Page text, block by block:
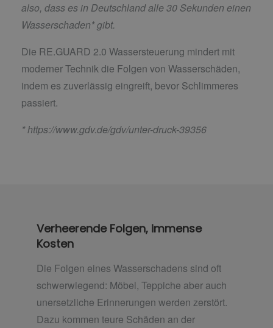
also, dass es in Deutschland alle 30 Sekunden einen
Wasserschaden* gibt.
Die RE.GUARD 2.0 Wassersteuerung mindert mit
moderner Technik die Folgen von Wasserschäden,
indem es zuverlässig eingreift, bevor Schlimmeres
passiert.
*https://www.gdv.de/gdv/unter-druck-39356
Verheerende Folgen, immense
Kosten
Die Folgen eines Wasserschadens sind oft
schwerwiegend: Möbel, Teppiche aber auch
unersetzliche Erinnerungen werden zerstört.
Dazu kommen teure Schäden an der